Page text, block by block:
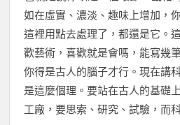
如在虛實、濃淡、趣味上增加，
這裡用點去處理了，都還是它。
歡藝術，喜歡就是會嗎，能寫幾
你得是古人的腦子才行。現在講
是這麼個理。要站在古人的基礎
工廠，要思索、研究、試驗，而